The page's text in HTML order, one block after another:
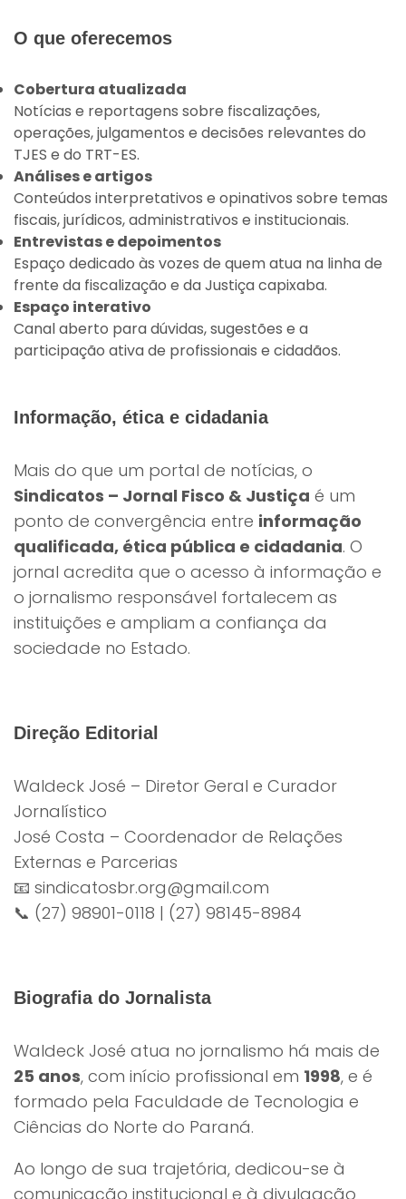
O que oferecemos
Cobertura atualizada
Notícias e reportagens sobre fiscalizações,
operações, julgamentos e decisões relevantes do
TJES e do TRT-ES.
Análises e artigos
Conteúdos interpretativos e opinativos sobre temas
fiscais, jurídicos, administrativos e institucionais.
Entrevistas e depoimentos
Espaço dedicado às vozes de quem atua na linha de
frente da fiscalização e da Justiça capixaba.
Espaço interativo
Canal aberto para dúvidas, sugestões e a
participação ativa de profissionais e cidadãos.
Informação, ética e cidadania
Mais do que um portal de notícias, o
Sindicatos – Jornal Fisco & Justiça é um
ponto de convergência entre informação
qualificada, ética pública e cidadania. O
jornal acredita que o acesso à informação e
o jornalismo responsável fortalecem as
instituições e ampliam a confiança da
sociedade no Estado.
Direção Editorial
Waldeck José – Diretor Geral e Curador
Jornalístico
José Costa – Coordenador de Relações
Externas e Parcerias
📧 sindicatosbr.org@gmail.com
📞 (27) 98901-0118 | (27) 98145-8984
Biografia do Jornalista
Waldeck José atua no jornalismo há mais de
25 anos, com início profissional em 1998, e é
formado pela Faculdade de Tecnologia e
Ciências do Norte do Paraná.
Ao longo de sua trajetória, dedicou-se à
comunicação institucional e à divulgação